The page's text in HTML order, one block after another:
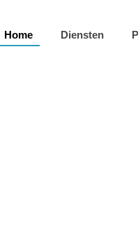
Home Diensten